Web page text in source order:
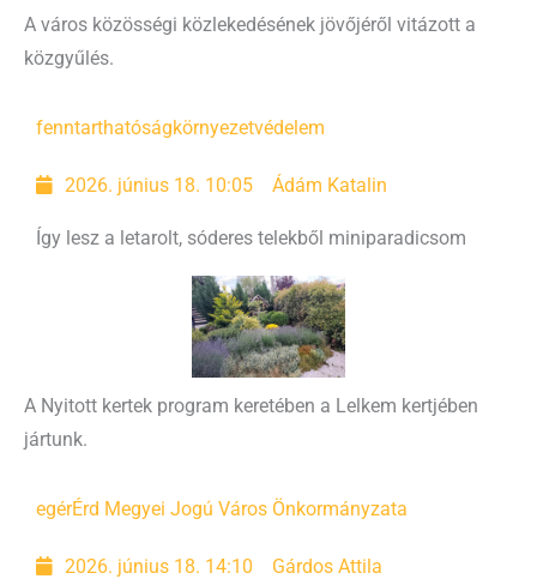
A város közösségi közlekedésének jövőjéről vitázott a
közgyűlés.
fenntarthatóságkörnyezetvédelem
2026. június 18. 10:05 Ádám Katalin
Így lesz a letarolt, sóderes telekből miniparadicsom
A Nyitott kertek program keretében a Lelkem kertjében
jártunk.
egérÉrd Megyei Jogú Város Önkormányzata
2026. június 18. 14:10 Gárdos Attila